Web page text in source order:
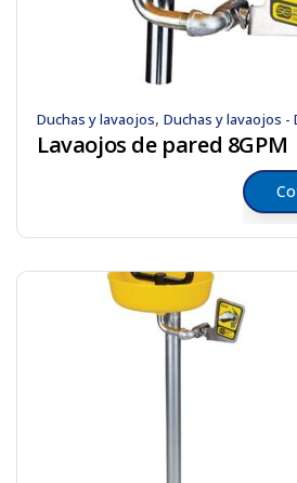
Duchas y lavaojos, Duchas y lavaojos -
Lavaojos de pared 8GPM